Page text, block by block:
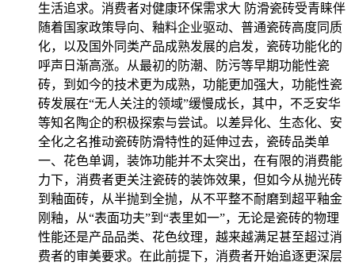
生活追求。消费者对健康环保需求大 防滑瓷砖受青睐伴
随着国家政策导向、釉料企业驱动、普通瓷砖高度同质
化，以及国外同类产品成熟发展的启发，瓷砖功能化的
呼声日渐高涨。从最初的防潮、防污等早期功能性瓷
砖，到如今的技术更为成熟，功能更加强大，功能性瓷
砖发展在“无人关注的领域”缓慢成长，其中，不乏安华
等知名陶企的积极探索与尝试。以差异化、生态化、安
全化之名推动瓷砖防滑特性的延伸过去，瓷砖品类单
一、花色单调，装饰功能并不太突出，在有限的消费能
力下，消费者更关注瓷砖的装饰效果，但如今从抛光砖
到釉面砖，从半抛到全抛，从不平整不耐磨到超平釉金
刚釉，从“表面功夫”到“表里如一”，无论是瓷砖的物理
性能还是产品品类、花色纹理，越来越满足甚至超过消
费者的审美要求。在此前提下，消费者开始追逐更深层